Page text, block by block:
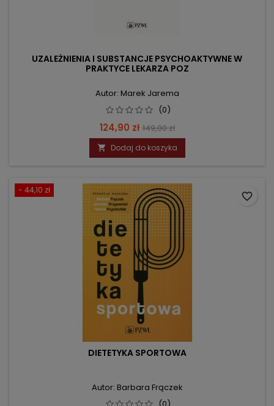
UZALEŻNIENIA I SUBSTANCJE PSYCHOAKTYWNE W
PRAKTYCE LEKARZA POZ
Autor: Marek Jarema
(0)
Cena
124,90 zł Cena
podstawowa
149,00 zł
 Dodaj do koszyka
- 44,10 zł
DIETETYKA SPORTOWA
Autor: Barbara Frączek
favorite_border